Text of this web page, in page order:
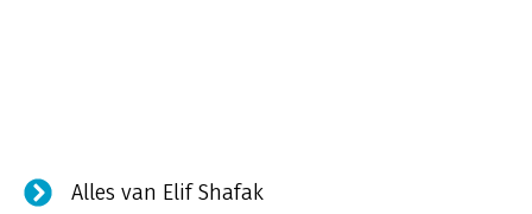
Alles van Elif Shafak